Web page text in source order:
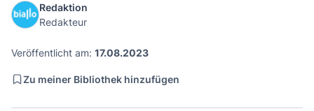
Redaktion
Redakteur
Veröffentlicht am: 17.08.2023
Zu meiner Bibliothek hinzufügen